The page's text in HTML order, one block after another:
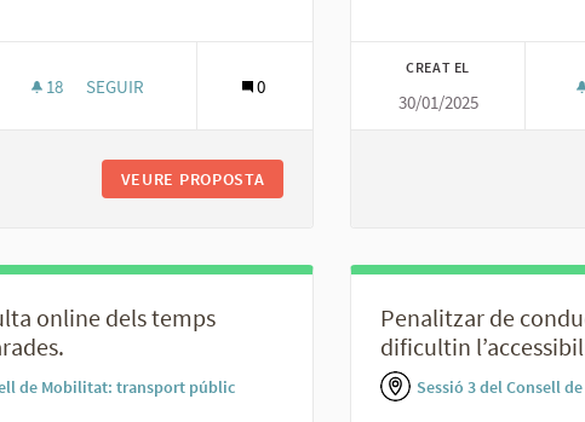
categoria: Transport públic
18 18 SEGUIDORES
SEGUIR
ESTABLIR LA FIGURA D’UN ASSESSOR EN MOBILITAT A L’USUARI,
0
VEURE PROPOSTA ESTABLIR LA FIGURA D’UN ASSESSOR
CREAT EL
30/01/2025
online dels temps
de Mobilitat: transport públic
Penalitzar de
dificultin
Sessió 3 del Consell